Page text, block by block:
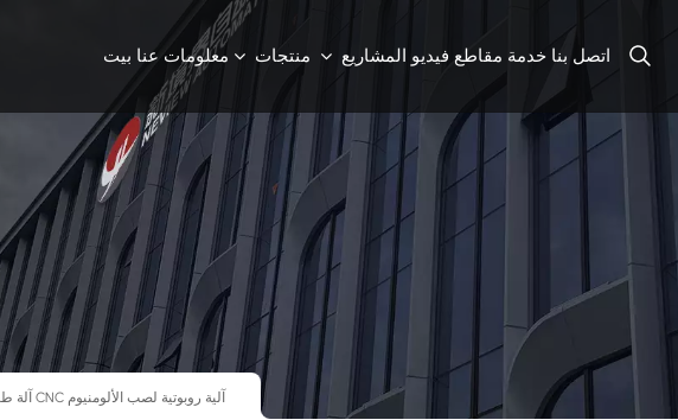
بيت معلومات عنا المشاريع مقاطع فيديو خدمة اتصل بنا
آلة طحن CNC آلية روبوتية لصب الألومنيوم